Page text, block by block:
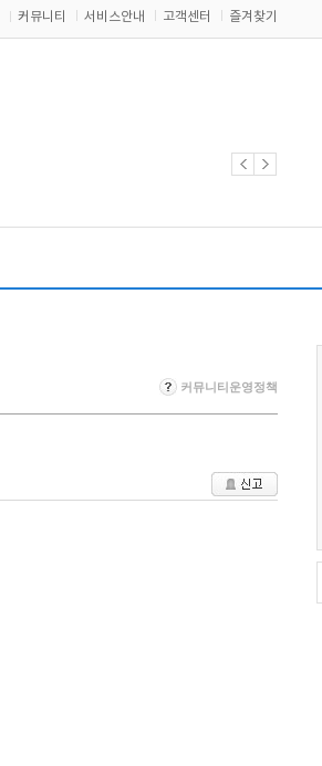
커뮤니티 서비스안내 고객센터 즐겨찾기
커뮤니티운영정책